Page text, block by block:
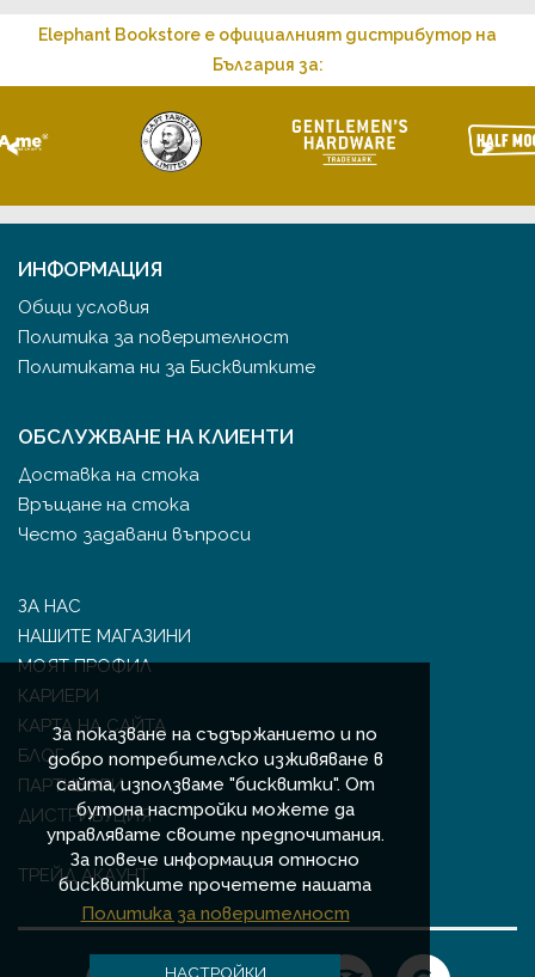
За показване на съдържанието и по
добро потребителско изживяване в
сайта, използваме "бисквитки". От
бутона настройки можете да
управлявате своите предпочитания.
За повече информация относно
бисквитките прочетете нашата
Политика за поверителност
НАСТРОЙКИ
Elephant Bookstore е официалният дистрибутор на
България за:
< >
ИНФОРМАЦИЯ
Общи условия
Политика за поверителност
Политиката ни за Бисквитките
ОБСЛУЖВАНЕ НА КЛИЕНТИ
Доставка на стока
Връщане на стока
Често задавани въпроси
ЗА НАС
НАШИТЕ МАГАЗИНИ
МОЯТ ПРОФИЛ
КАРИЕРИ
КАРТА НА САЙТА
БЛОГ
ПАРТНЬОРИ
ДИСТРИБУЦИЯ
ТРЕЙД АКАУНТ